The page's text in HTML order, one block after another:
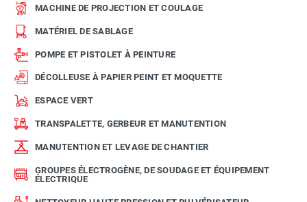
MACHINE DE PROJECTION ET COULAGE
MATÉRIEL DE SABLAGE
POMPE ET PISTOLET À PEINTURE
DÉCOLLEUSE À PAPIER PEINT ET MOQUETTE
ESPACE VERT
TRANSPALETTE, GERBEUR ET MANUTENTION
MANUTENTION ET LEVAGE DE CHANTIER
GROUPES ÉLECTROGÈNE, DE SOUDAGE ET ÉQUIPEMENT
ÉLECTRIQUE